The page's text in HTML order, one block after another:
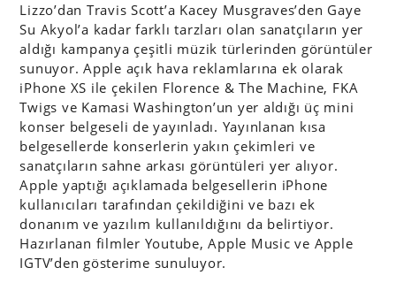
Lizzo’dan Travis Scott’a Kacey Musgraves’den Gaye
Su Akyol’a kadar farklı tarzları olan sanatçıların yer
aldığı kampanya çeşitli müzik türlerinden görüntüler
sunuyor.Apple açık hava reklamlarına ek olarak
iPhone XS ile çekilen Florence & The Machine, FKA
Twigs ve Kamasi Washington’un yer aldığı üç mini
konser belgeseli de yayınladı. Yayınlanan kısa
belgesellerde konserlerin yakın çekimleri ve
sanatçıların sahne arkası görüntüleri yer alıyor.
Apple yaptığı açıklamada belgesellerin iPhone
kullanıcıları tarafından çekildiğini ve bazı ek
donanım ve yazılım kullanıldığını da belirtiyor.
Hazırlanan filmler Youtube, Apple Music ve Apple
IGTV’den gösterime sunuluyor.